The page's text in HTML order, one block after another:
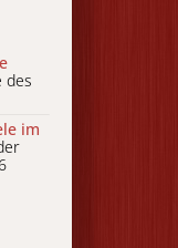
des
im